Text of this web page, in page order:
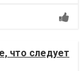
что следует